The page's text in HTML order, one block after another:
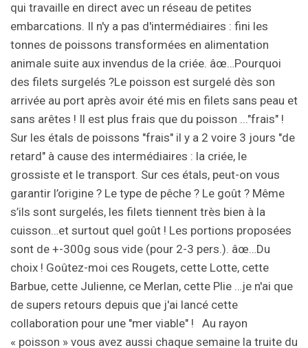
qui travaille en direct avec un réseau de petites
embarcations. Il n'y a pas d'intermédiaires : fini les
tonnes de poissons transformées en alimentation
animale suite aux invendus de la criée. âœ…Pourquoi
des filets surgelés ?Le poisson est surgelé dès son
arrivée au port après avoir été mis en filets sans peau et
sans arêtes ! Il est plus frais que du poisson ..."frais" !
Sur les étals de poissons "frais" il y a 2 voire 3 jours "de
retard" à cause des intermédiaires : la criée, le
grossiste et le transport. Sur ces étals, peut-on vous
garantir l’origine ? Le type de pêche ? Le goût ? Même
s’ils sont surgelés, les filets tiennent très bien à la
cuisson…et surtout quel goût ! Les portions proposées
sont de +-300g sous vide (pour 2-3 pers.). âœ…Du
choix ! Goûtez-moi ces Rougets, cette Lotte, cette
Barbue, cette Julienne, ce Merlan, cette Plie …je n'ai que
de supers retours depuis que j'ai lancé cette
collaboration pour une "mer viable" ! Au rayon
« poisson » vous avez aussi chaque semaine la truite du